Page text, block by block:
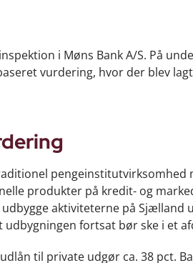
i Møns Bank A/S. På
vurdering, hvor der blev
pengeinstitutvirksomhed
produkter på kredit- og
aktiviteterne på
fortsat bør ske i et
til private udgør ca. 38 pct.